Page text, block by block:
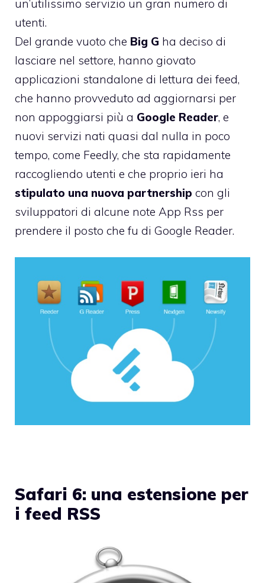
un’utilissimo servizio un gran numero di
utenti.
Del grande vuoto che Big G ha deciso di
lasciare nel settore, hanno giovato
applicazioni standalone di lettura dei feed,
che hanno provveduto ad aggiornarsi per
non appoggiarsi più a Google Reader, e
nuovi servizi nati quasi dal nulla in poco
tempo, come Feedly, che sta rapidamente
raccogliendo utenti e che proprio ieri ha
stipulato una nuova partnership con gli
sviluppatori di alcune note App Rss per
prendere il posto che fu di Google Reader.
Safari 6: una estensione per
i feed RSS